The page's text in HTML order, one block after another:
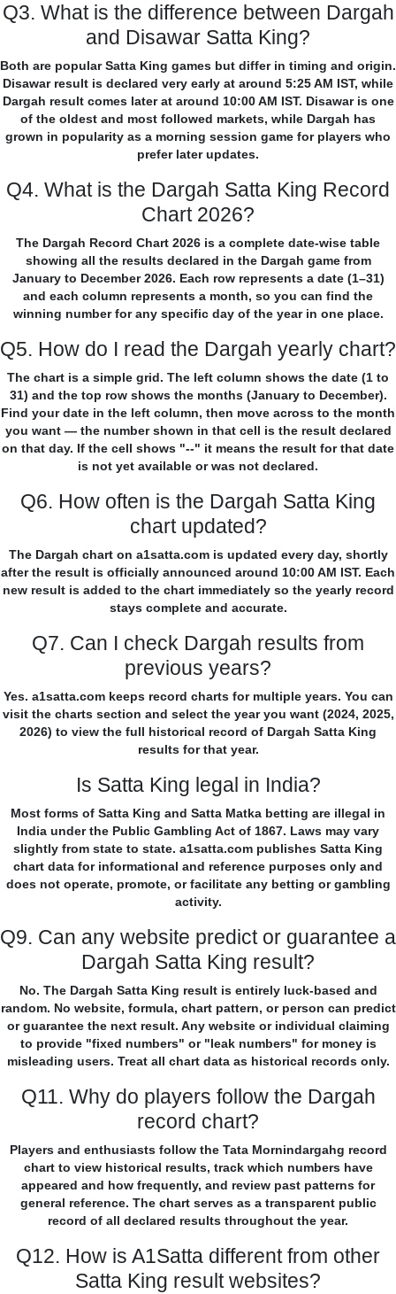
Q3. What is the difference between Dargah
and Disawar Satta King?
Both are popular Satta King games but differ in timing and origin.
Disawar result is declared very early at around 5:25 AM IST, while
Dargah result comes later at around 10:00 AM IST. Disawar is one
of the oldest and most followed markets, while Dargah has
grown in popularity as a morning session game for players who
prefer later updates.
Q4. What is the Dargah Satta King Record
Chart 2026?
The Dargah Record Chart 2026 is a complete date-wise table
showing all the results declared in the Dargah game from
January to December 2026. Each row represents a date (1–31)
and each column represents a month, so you can find the
winning number for any specific day of the year in one place.
Q5. How do I read the Dargah yearly chart?
The chart is a simple grid. The left column shows the date (1 to
31) and the top row shows the months (January to December).
Find your date in the left column, then move across to the month
you want — the number shown in that cell is the result declared
on that day. If the cell shows "--" it means the result for that date
is not yet available or was not declared.
Q6. How often is the Dargah Satta King
chart updated?
The Dargah chart on a1satta.com is updated every day, shortly
after the result is officially announced around 10:00 AM IST. Each
new result is added to the chart immediately so the yearly record
stays complete and accurate.
Q7. Can I check Dargah results from
previous years?
Yes. a1satta.com keeps record charts for multiple years. You can
visit the charts section and select the year you want (2024, 2025,
2026) to view the full historical record of Dargah Satta King
results for that year.
Is Satta King legal in India?
Most forms of Satta King and Satta Matka betting are illegal in
India under the Public Gambling Act of 1867. Laws may vary
slightly from state to state. a1satta.com publishes Satta King
chart data for informational and reference purposes only and
does not operate, promote, or facilitate any betting or gambling
activity.
Q9. Can any website predict or guarantee a
Dargah Satta King result?
No. The Dargah Satta King result is entirely luck-based and
random. No website, formula, chart pattern, or person can predict
or guarantee the next result. Any website or individual claiming
to provide "fixed numbers" or "leak numbers" for money is
misleading users. Treat all chart data as historical records only.
Q11. Why do players follow the Dargah
record chart?
Players and enthusiasts follow the Tata Mornindargahg record
chart to view historical results, track which numbers have
appeared and how frequently, and review past patterns for
general reference. The chart serves as a transparent public
record of all declared results throughout the year.
Q12. How is A1Satta different from other
Satta King result websites?